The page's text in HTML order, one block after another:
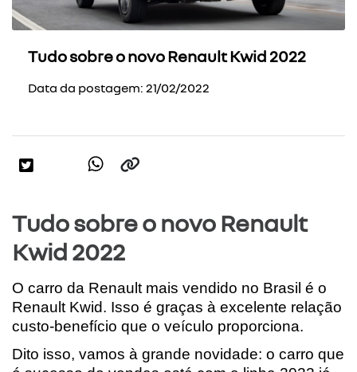
Tudo sobre o novo Renault Kwid 2022
Data da postagem: 21/02/2022
Tudo sobre o novo Renault
Kwid 2022
O carro da Renault mais vendido no Brasil é o
Renault Kwid. Isso é graças à excelente relação
custo-benefício que o veículo proporciona.
Dito isso, vamos à grande novidade: o carro que